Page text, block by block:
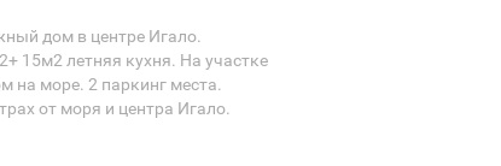
дом в центре Игало.
15м2 летняя кухня. На участке
на море. 2 паркинг места.
от моря и центра Игало.